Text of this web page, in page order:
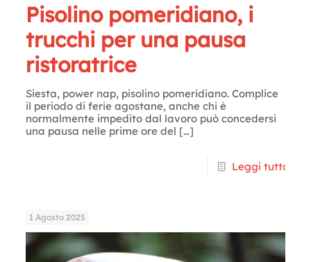
Pisolino pomeridiano, i
trucchi per una pausa
ristoratrice
Siesta, power nap, pisolino pomeridiano. Complice
il periodo di ferie agostane, anche chi è
normalmente impedito dal lavoro può concedersi
una pausa nelle prime ore del […]
Leggi tutto
1 Agosto 2025